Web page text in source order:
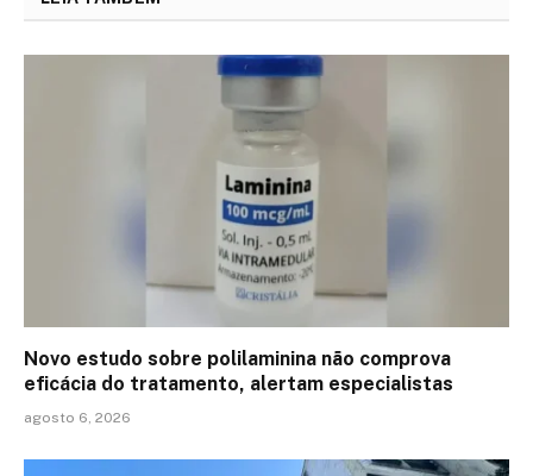
Novo estudo sobre polilaminina não comprova
eficácia do tratamento, alertam especialistas
agosto 6, 2026